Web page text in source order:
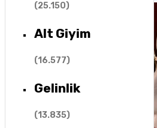
(25.150)
Alt Giyim
(16.577)
Gelinlik
(13.835)